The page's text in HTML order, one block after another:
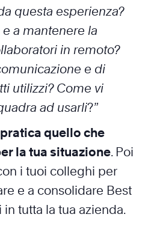
questa esperienza?
a mantenere la
in remoto?
e di
utilizzi? Come vi
ad usarli?”
quello che
la tua situazione. Poi
i tuoi colleghi per
e a consolidare Best
tutta la tua azienda.